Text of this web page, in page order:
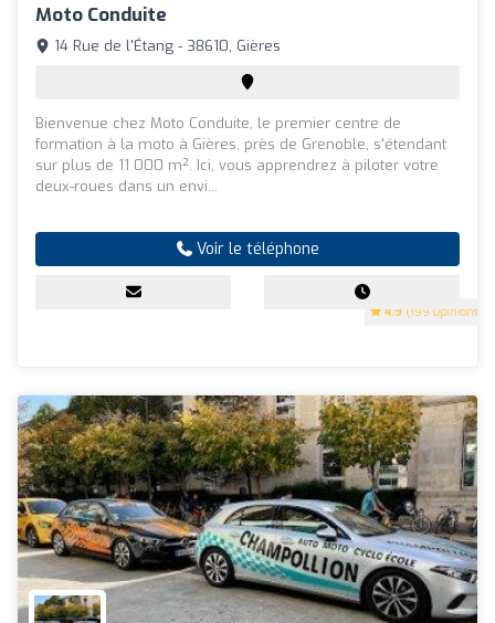
Moto Conduite
4.9 (199 Opinions)
14 Rue de l'Étang - 38610, Gières
Bienvenue chez Moto Conduite, le premier centre de
formation à la moto à Gières, près de Grenoble, s'étendant
sur plus de 11 000 m². Ici, vous apprendrez à piloter votre
deux-roues dans un envi...
Voir le téléphone